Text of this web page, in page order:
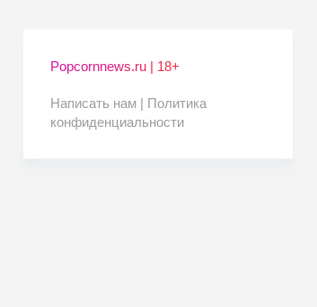
Popcornnews.ru | 18+
Написать нам | Политика
конфиденциальности